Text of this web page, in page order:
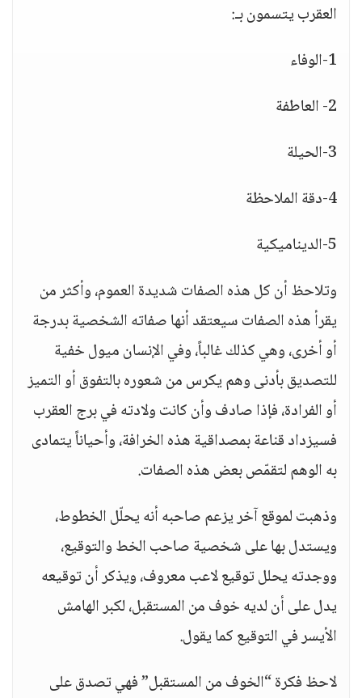
العقرب يتسمون بـ:
1-الوفاء
2- العاطفة
3-الحيلة
4-دقة الملاحظة
5-الديناميكية
وتلاحظ أن كل هذه الصفات شديدة العموم، وأكثر من
يقرأ هذه الصفات سيعتقد أنها صفاته الشخصية بدرجة
أو أخرى، وهي كذلك غالباً، وفي الإنسان ميول خفية
للتصديق بأدنى وهم يكرس من شعوره بالتفوق أو التميز
أو الفرادة، فإذا صادف وأن كانت ولادته في برج العقرب
فسيزداد قناعة بمصداقية هذه الخرافة، وأحياناً يتمادى
به الوهم لتقمّص بعض هذه الصفات.
وذهبت لموقع آخر يزعم صاحبه أنه يحلّل الخطوط،
ويستدل بها على شخصية صاحب الخط والتوقيع،
ووجدته يحلل توقيع لاعب معروف، ويذكر أن توقيعه
يدل على أن لديه خوف من المستقبل، لكبر الهامش
الأيسر في التوقيع كما يقول.
لاحظ فكرة “الخوف من المستقبل” فهي تصدق على